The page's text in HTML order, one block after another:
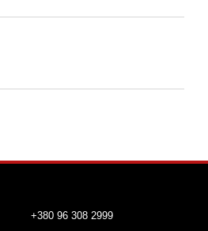
+380 96 308 2999